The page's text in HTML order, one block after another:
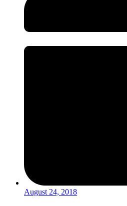
August 24, 2018